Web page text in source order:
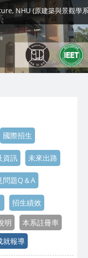
NHU (原建築與景觀學
國際招生
資訊 未來出路
問題Q＆A
招生績效
明
本系註冊率
就報導